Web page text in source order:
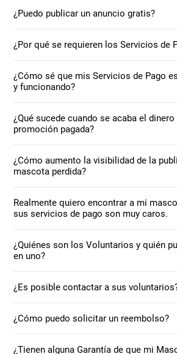
¿Puedo publicar un anuncio gratis?
¿Por qué se requieren los Servicios de
¿Cómo sé que mis Servicios de Pago
y funcionando?
¿Qué sucede cuando se acaba el dinero
promoción pagada?
¿Cómo aumento la visibilidad de la
mascota perdida?
Realmente quiero encontrar a mi
sus servicios de pago son muy caros.
¿Quiénes son los Voluntarios y quién
en uno?
¿Es posible contactar a sus
¿Cómo puedo solicitar un reembolso?
¿Tienen alguna Garantía de que mi